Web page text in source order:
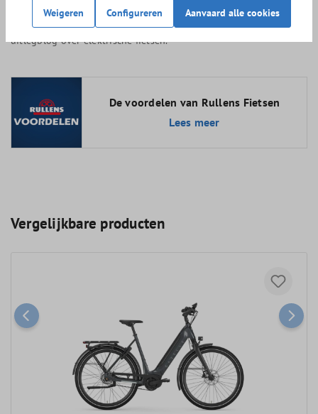
regelmaat. Daarom hebben we onze meest gestelde vragen en
antwoorden in een blogpost verwerkt. Klik
uitlegblog over elektrische fietsen.
De voordelen van Rullens Fietsen
Lees meer
Vergelijkbare producten
Weigeren Configureren Aanvaard alle cookies